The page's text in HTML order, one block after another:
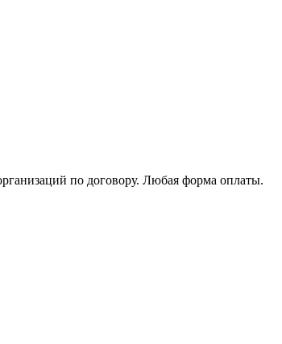
по договору. Любая форма оплаты.